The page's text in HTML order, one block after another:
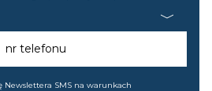
Wiem, że mogę tę zgodę w
nr telefonu
Newslettera SMS na warunkach